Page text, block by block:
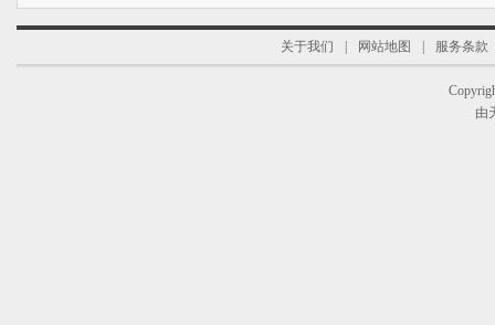
关于我们 网站地图 服务条款
由